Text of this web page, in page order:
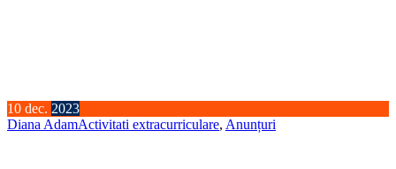
10 dec. 2023
Diana AdamActivitati extracurriculare, Anunțuri